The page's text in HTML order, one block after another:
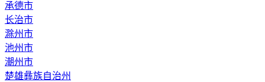
承德市
长治市
滁州市
池州市
潮州市
楚雄彝族自治州